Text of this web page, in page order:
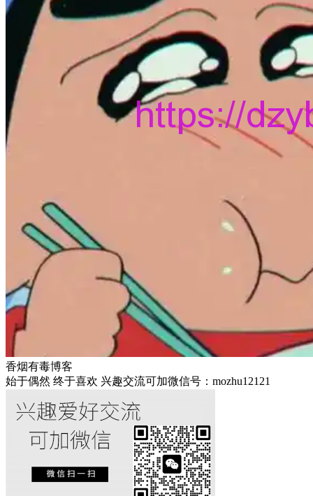
香烟有毒博客
始于偶然 终于喜欢 兴趣交流可加微信号：mozhu12121